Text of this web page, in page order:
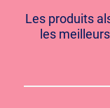
Les produits
les